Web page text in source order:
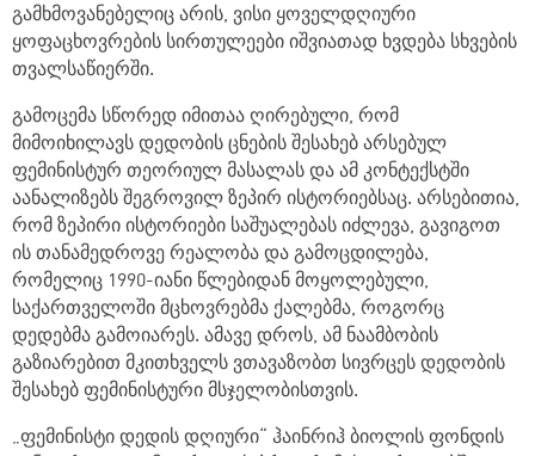
გამხმოვანებელიც არის, ვისი ყოველდღიური
ყოფაცხოვრების სირთულეები იშვიათად ხვდება სხვების
თვალსაწიერში.
გამოცემა სწორედ იმითაა ღირებული, რომ
მიმოიხილავს დედობის ცნების შესახებ არსებულ
ფემინისტურ თეორიულ მასალას და ამ კონტექსტში
აანალიზებს შეგროვილ ზეპირ ისტორიებსაც. არსებითია,
რომ ზეპირი ისტორიები საშუალებას იძლევა, გავიგოთ
ის თანამედროვე რეალობა და გამოცდილება,
რომელიც 1990-იანი წლებიდან მოყოლებული,
საქართველოში მცხოვრებმა ქალებმა, როგორც
დედებმა გამოიარეს. ამავე დროს, ამ ნაამბობის
გაზიარებით მკითხველს ვთავაზობთ სივრცეს დედობის
შესახებ ფემინისტური მსჯელობისთვის.
„ფემინისტი დედის დღიური“ ჰაინრიჰ ბიოლის ფონდის